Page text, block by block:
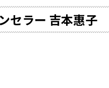
セラー 吉本惠子